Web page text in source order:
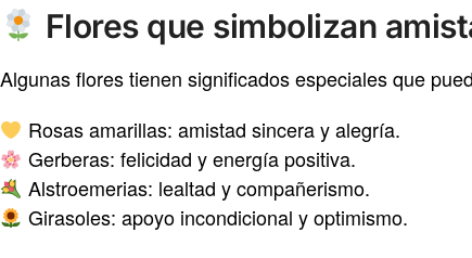
Flores que simbolizan
Algunas flores tienen significados especiales que
Rosas amarillas: amistad sincera y alegría.
Gerberas: felicidad y energía positiva.
Alstroemerias: lealtad y compañerismo.
Girasoles: apoyo incondicional y optimismo.